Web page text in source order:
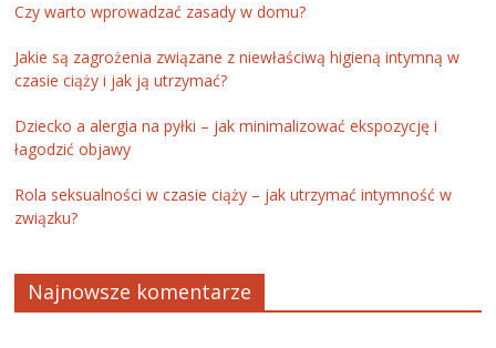
Czy warto wprowadzać zasady w domu?
Jakie są zagrożenia związane z niewłaściwą higieną intymną w
czasie ciąży i jak ją utrzymać?
Dziecko a alergia na pyłki – jak minimalizować ekspozycję i
łagodzić objawy
Rola seksualności w czasie ciąży – jak utrzymać intymność w
związku?
Najnowsze komentarze